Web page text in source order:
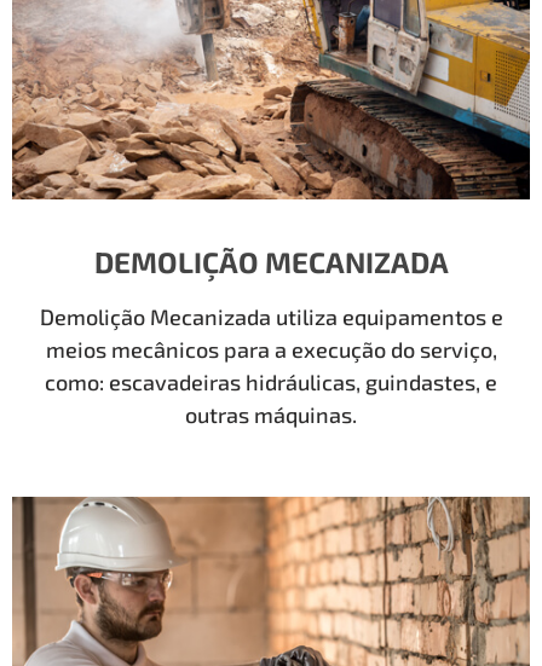
DEMOLIÇÃO MECANIZADA
Demolição Mecanizada utiliza equipamentos e
meios mecânicos para a execução do serviço,
como: escavadeiras hidráulicas, guindastes, e
outras máquinas.